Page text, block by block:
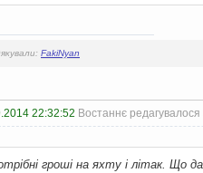
FakiNyan
22:32:52 Востаннє
гроші на яхту і літак. Що